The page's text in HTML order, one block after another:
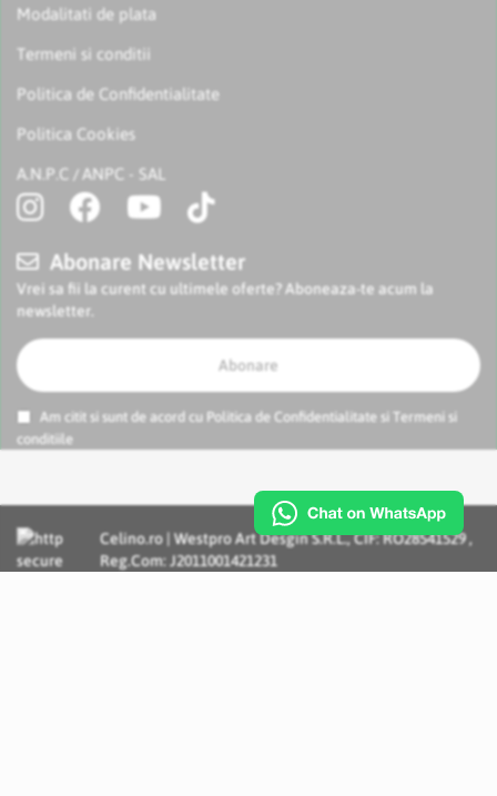
Modalitati de plata
Termeni si conditii
Politica de Confidentialitate
Politica Cookies
A.N.P.C / ANPC - SAL
Abonare Newsletter
Vrei sa fii la curent cu ultimele oferte? Aboneaza-te acum la
newsletter.
Abonare
Am citit si sunt de acord cu Politica de Confidentialitate si
Termeni si
conditiile
Celino.ro | Westpro Art Desgin S.R.L., CIF: RO28541529 ,
Reg.Com: J2011001421231